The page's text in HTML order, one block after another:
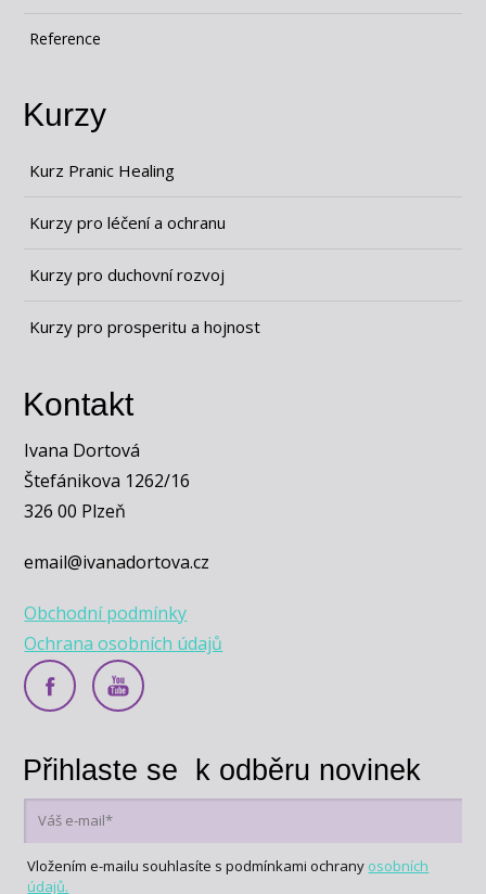
Reference
Kurzy
Kurz Pranic Healing
Kurzy pro léčení a ochranu
Kurzy pro duchovní rozvoj
Kurzy pro prosperitu a hojnost
Kontakt
Ivana Dortová
Štefánikova 1262/16
326 00 Plzeň
email@ivanadortova.cz
Obchodní podmínky
Ochrana osobních údajů
Přihlaste se k odběru novinek
Vložením e-mailu souhlasíte s podmínkami ochrany osobních
údajů.